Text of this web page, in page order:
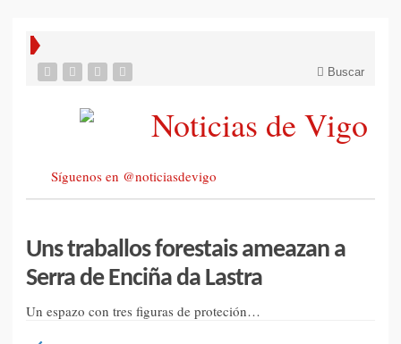
Buscar
Síguenos en @noticiasdevigo
Uns traballos forestais ameazan a
Serra de Enciña da Lastra
Un espazo con tres figuras de proteción…